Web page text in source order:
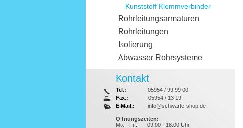
Kunststoff Klemmverbinder
Rohrleitungsarmaturen
Rohrleitungen
Isolierung
Abwasser Rohrsysteme
Kontakt
Tel.:
05954 / 99 99 00
Fax.:
05954 / 13 19
E-Mail.:
info@schwarte-shop.de
Öffnungszeiten:
Mo. - Fr.:
09:00 - 18:00 Uhr